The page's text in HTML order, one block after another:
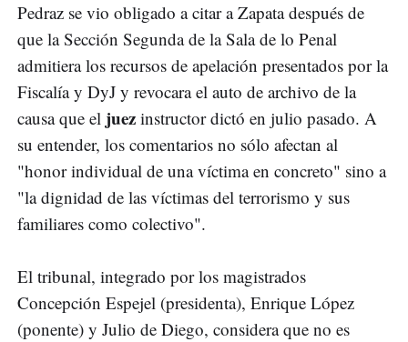
Pedraz se vio obligado a citar a Zapata después de
que la Sección Segunda de la Sala de lo Penal
admitiera los recursos de apelación presentados por la
Fiscalía y DyJ y revocara el auto de archivo de la
causa que el juez instructor dictó en julio pasado. A
su entender, los comentarios no sólo afectan al
"honor individual de una víctima en concreto" sino a
"la dignidad de las víctimas del terrorismo y sus
familiares como colectivo".
El tribunal, integrado por los magistrados
Concepción Espejel (presidenta), Enrique López
(ponente) y Julio de Diego, considera que no es